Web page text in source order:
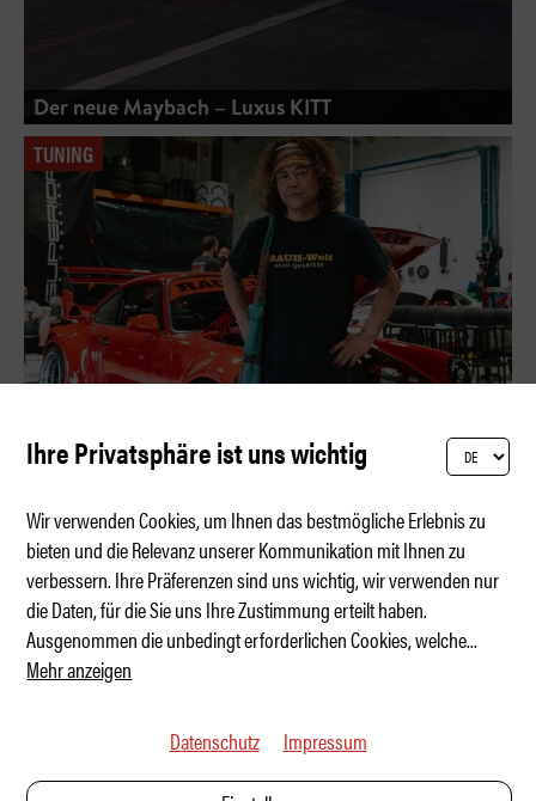
Der neue Maybach – Luxus KITT
TUNING
Akira Nakai – Live-Build in Seelisberg
Ihre Privatsphäre ist uns wichtig
Wir verwenden Cookies, um Ihnen das bestmögliche Erlebnis zu
bieten und die Relevanz unserer Kommunikation mit Ihnen zu
verbessern. Ihre Präferenzen sind uns wichtig, wir verwenden nur
die Daten, für die Sie uns Ihre Zustimmung erteilt haben.
Ausgenommen die unbedingt erforderlichen Cookies, welche...
Mehr anzeigen
Datenschutz Impressum